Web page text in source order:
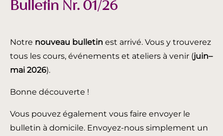
Bulletin Nr. 01/26
Notre nouveau bulletin est arrivé. Vous y trouverez
tous les cours, événements et ateliers à venir (juin–
mai 2026).
Bonne découverte !
Vous pouvez également vous faire envoyer le
bulletin à domicile. Envoyez-nous simplement un